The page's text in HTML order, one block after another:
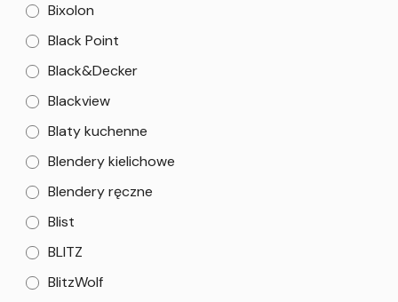
Bixolon
Black Point
Black&Decker
Blackview
Blaty kuchenne
Blendery kielichowe
Blendery ręczne
Blist
BLITZ
BlitzWolf